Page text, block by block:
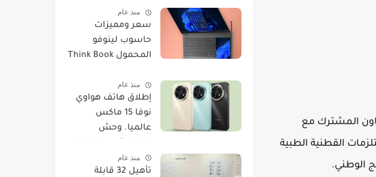
المشترك مع
القطنية الطبية
الوطني.
منذ عام
سعر ومميزات
حاسوب لينوفو
المحمول Think Book
منذ عام
​إطلاق هاتف هواوي
نوفا 15 ماكس
عالميا. وحش
EMUI 14.
منذ عام
تأهيل 32 قابلة